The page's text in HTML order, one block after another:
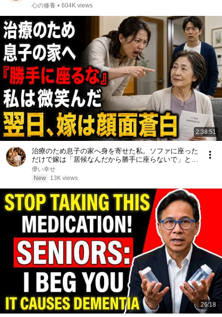
心の修養 • 604K views
2:38:51
治療のため息子の家へ身を寄せた私。ソファに座った
だけで嫁は「居候なんだから勝手に座らないで」と怒
鳴った――私は微笑んで答えた。「その言葉、きっと
後悔しますよ」翌日、嫁は顔面蒼白になった……。
儚い幸せ
New
13K views
26:18